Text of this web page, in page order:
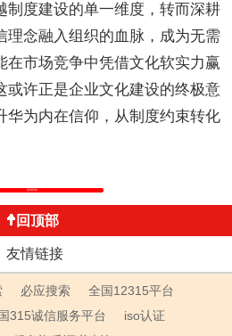
制度建设的单一维度，转而深耕
理念融入组织的血脉，成为无需
在市场竞争中凭借文化软实力赢
或许正是企业文化建设的终极意
华为内在信仰，从制度约束转化
返回列表
回顶部
友情链接
必应搜索
全国12315平台
315诚信服务平台
iso认证